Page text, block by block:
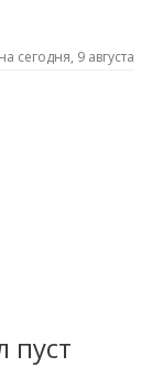
сегодня, 9 августа
пуст